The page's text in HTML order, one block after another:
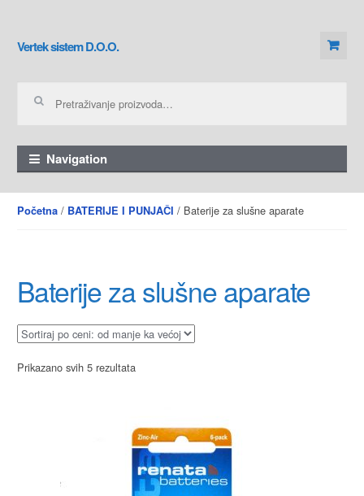
Skip to navigation
Skip to content
Vertek sistem D.O.O.
Navigation
Početna/ BATERIJE I PUNJAČI / Baterije za slušne aparate
Baterije za slušne aparate
Prikazano svih 5 rezultata